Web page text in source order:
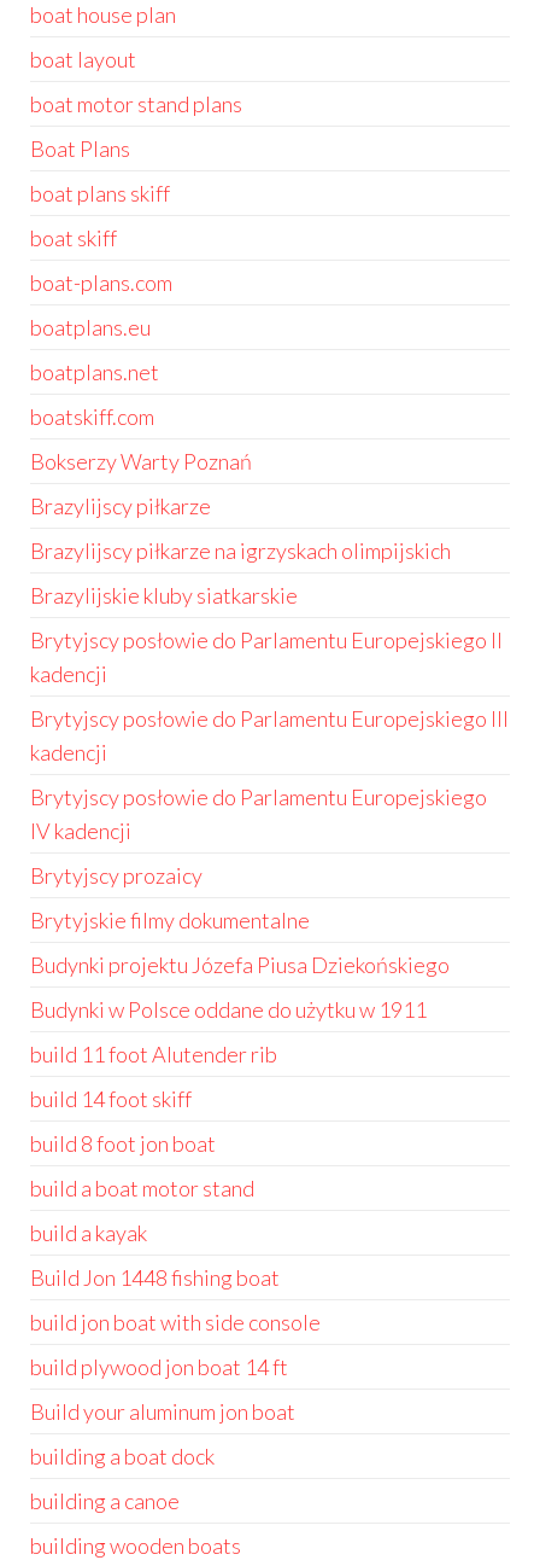
boat house plan
boat layout
boat motor stand plans
Boat Plans
boat plans skiff
boat skiff
boat-plans.com
boatplans.eu
boatplans.net
boatskiff.com
Bokserzy Warty Poznań
Brazylijscy piłkarze
Brazylijscy piłkarze na igrzyskach olimpijskich
Brazylijskie kluby siatkarskie
Brytyjscy posłowie do Parlamentu Europejskiego II
kadencji
Brytyjscy posłowie do Parlamentu Europejskiego III
kadencji
Brytyjscy posłowie do Parlamentu Europejskiego
IV kadencji
Brytyjscy prozaicy
Brytyjskie filmy dokumentalne
Budynki projektu Józefa Piusa Dziekońskiego
Budynki w Polsce oddane do użytku w 1911
build 11 foot Alutender rib
build 14 foot skiff
build 8 foot jon boat
build a boat motor stand
build a kayak
Build Jon 1448 fishing boat
build jon boat with side console
build plywood jon boat 14 ft
Build your aluminum jon boat
building a boat dock
building a canoe
building wooden boats